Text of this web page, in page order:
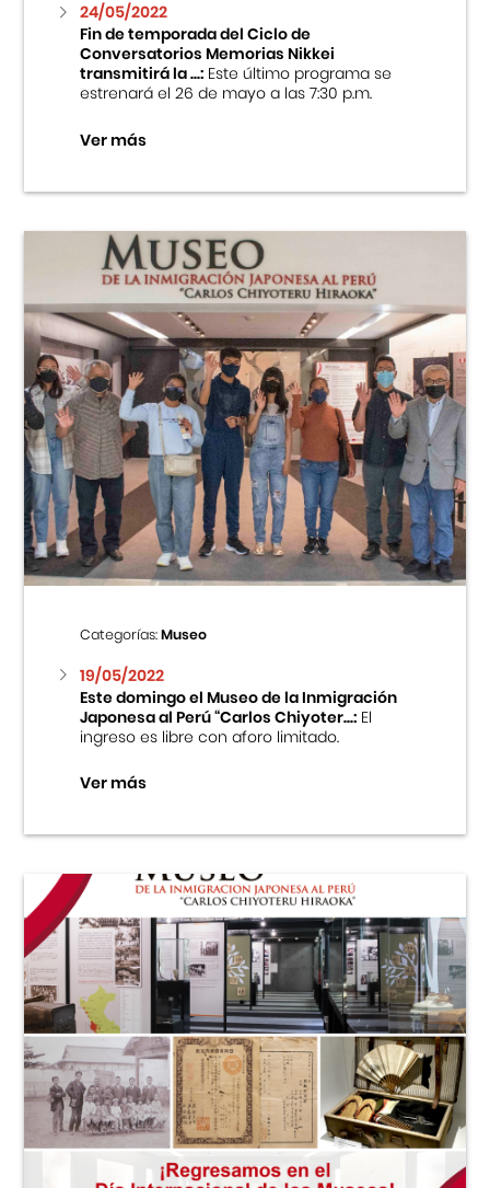
24/05/2022
Fin de temporada del Ciclo de
Conversatorios Memorias Nikkei
transmitirá la ...:Este último programa se
estrenará el 26 de mayo a las 7:30 p.m.
Ver más
Categorías:Museo
19/05/2022
Este domingo el Museo de la Inmigración
Japonesa al Perú “Carlos Chiyoter...:El
ingreso es libre con aforo limitado.
Ver más